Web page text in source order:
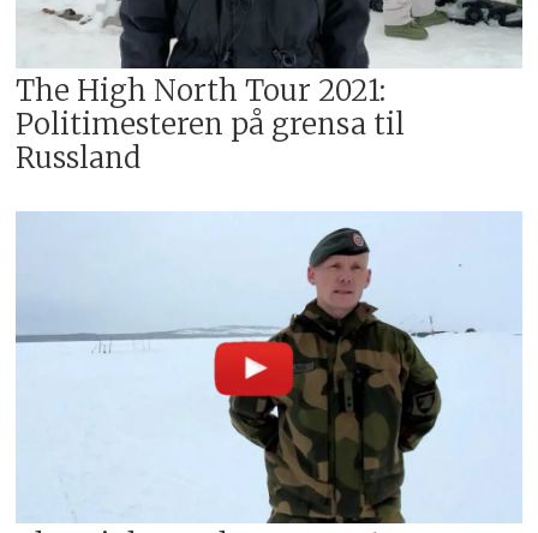
The High North Tour 2021:
Politimesteren på grensa til
Russland